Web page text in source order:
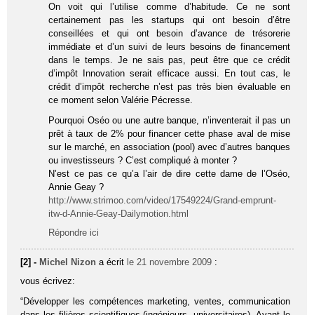
On voit qui l’utilise comme d’habitude. Ce ne sont
certainement pas les startups qui ont besoin d’être
conseillées et qui ont besoin d’avance de trésorerie
immédiate et d’un suivi de leurs besoins de financement
dans le temps. Je ne sais pas, peut être que ce crédit
d’impôt Innovation serait efficace aussi. En tout cas, le
crédit d’impôt recherche n’est pas très bien évaluable en
ce moment selon Valérie Pécresse.
Pourquoi Oséo ou une autre banque, n’inventerait il pas un
prêt à taux de 2% pour financer cette phase aval de mise
sur le marché, en association (pool) avec d’autres banques
ou investisseurs ? C’est compliqué à monter ?
N’est ce pas ce qu’a l’air de dire cette dame de l’Oséo,
Annie Geay ?
http://www.strimoo.com/video/17549224/Grand-emprunt-
itw-d-Annie-Geay-Dailymotion.html
Répondre ici
[2] - Michel Nizon a écrit le 21 novembre 2009 :
vous écrivez:
“Développer les compétences marketing, ventes, communication